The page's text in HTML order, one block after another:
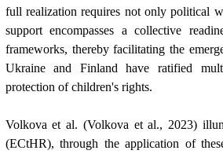
full realization requires not only political
support encompasses a collective
frameworks, thereby facilitating the
Ukraine and Finland have ratified
protection of children's rights.
Volkova et al. (Volkova et al., 2023)
(ECtHR), through the application of